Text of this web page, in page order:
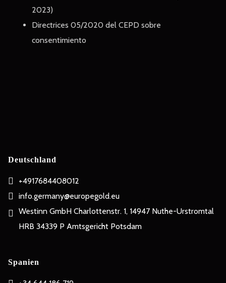
2023)
Directrices 05/2020 del CEPD sobre
consentimiento
Deutschland
+4917684408012
info.germany@europegold.eu
Westinn GmbH Charlottenstr. 1, 14947 Nuthe-Urstromtal
HRB 34339 P Amtsgericht Potsdam
Spanien